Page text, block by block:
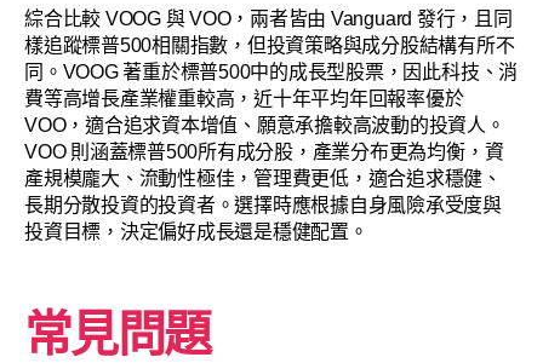
綜合比較 VOOG 與 VOO，兩者皆由 Vanguard 發行，且同
樣追蹤標普500相關指數，但投資策略與成分股結構有所不
同。VOOG 著重於標普500中的成長型股票，因此科技、消
費等高增長產業權重較高，近十年平均年回報率優於
VOO，適合追求資本增值、願意承擔較高波動的投資人。
VOO 則涵蓋標普500所有成分股，產業分布更為均衡，資
產規模龐大、流動性極佳，管理費更低，適合追求穩健、
長期分散投資的投資者。選擇時應根據自身風險承受度與
投資目標，決定偏好成長還是穩健配置。
常見問題